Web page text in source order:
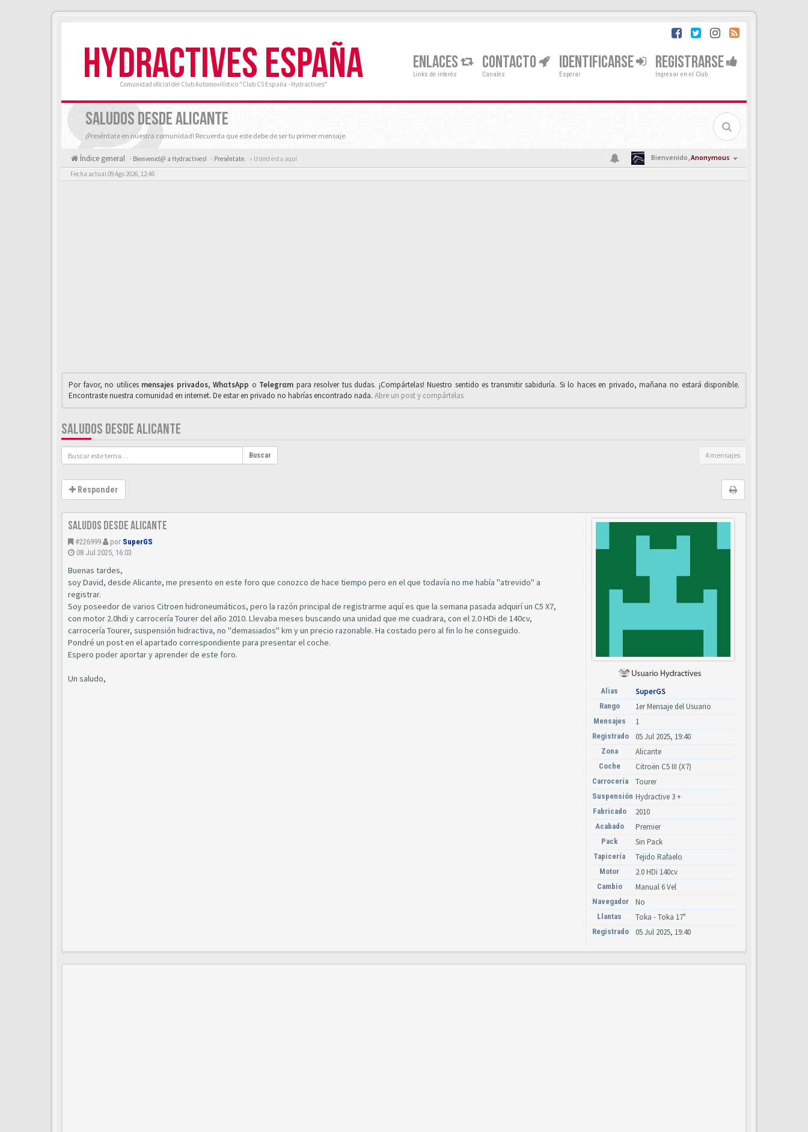
HYDRACTIVES ESPAÑA
Comunidad oficial del Club Automovilístico "Club C5 España - Hydractives"
ENLACES
Links de interés
CONTACTO
Canales
IDENTIFICARSE
Esperar
REGISTRARSE
Ingresar en el Club
SALUDOS DESDE ALICANTE
¡Preséntate en nuestra comunidad! Recuerda que este debe de ser tu primer mensaje.
Índice general Bienvenid@ a Hydractives! Preséntate. « Usted esta aquí Bienvenido,Anonymous
Fecha actual 09 Ago 2026, 12:46
Por favor, no utilices mensajes privados,WhαtsApp o Telegrαm para resolver tus dudas. ¡Compártelas! Nuestro sentido es transmitir sabiduría. Si lo haces en privado, mañana no estará disponible.
Encontraste nuestra comunidad en internet. De estar en privado no habrías encontrado nada. Abre un post y compártelas
SALUDOS DESDE ALICANTE
Buscar 4 mensajes
Responder
Saludos desde Alicante
#226999 por SuperGS
08 Jul 2025, 16:03
Buenas tardes,
soy David, desde Alicante, me presento en este foro que conozco de hace tiempo pero en el que todavía no me había "atrevido" a
registrar.
Soy poseedor de varios Citroen hidroneumáticos, pero la razón principal de registrarme aquí es que la semana pasada adquirí un C5 X7,
con motor 2.0hdi y carrocería Tourer del año 2010. Llevaba meses buscando una unidad que me cuadrara, con el 2.0 HDi de 140cv,
carrocería Tourer, suspensión hidractiva, no "demasiados" km y un precio razonable. Ha costado pero al fin lo he conseguido.
Pondré un post en el apartado correspondiente para presentar el coche.
Espero poder aportar y aprender de este foro.
Un saludo,
Alias SuperGS
Rango 1er Mensaje del Usuario
Mensajes 1
Registrado 05 Jul 2025, 19:40
Zona Alicante
Coche Citroën C5 III (X7)
Carrocería Tourer
Suspensión Hydractive 3 +
Fabricado 2010
Acabado Premier
Pack Sin Pack
Tapicería Tejido Rafaelo
Motor 2.0 HDi 140cv
Cambio Manual 6 Vel
Navegador No
Llantas Toka - Toka 17"
Registrado 05 Jul 2025, 19:40